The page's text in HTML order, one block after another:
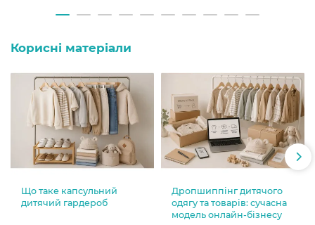
Корисні матеріали
Що таке капсульний
дитячий гардероб
Дропшиппінг дитячого
одягу та товарів: сучасна
модель онлайн-бізнесу